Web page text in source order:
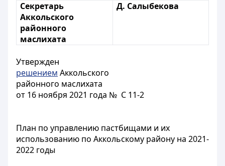
Секретарь
Аккольского
районного
маслихата
Д. Салыбекова
Утвержден
решением Аккольского
районного маслихата
от 16 ноября 2021 года № С 11-2
План по управлению пастбищами и их
использованию по Аккольскому району на 2021-
2022 годы